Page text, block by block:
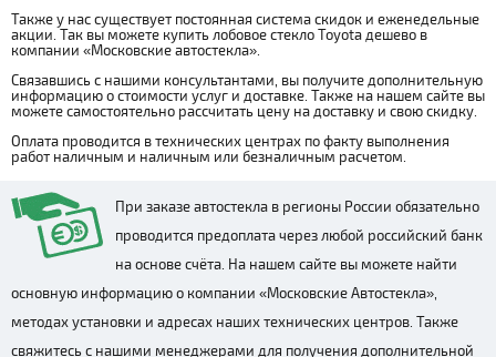
Также у нас существует постоянная система скидок и еженедельные
акции. Так вы можете купить лобовое стекло Toyota дешево в
компании «Московские автостекла».
Связавшись с нашими консультантами, вы получите дополнительную
информацию о стоимости услуг и доставке. Также на нашем сайте вы
можете самостоятельно рассчитать цену на доставку и свою скидку.
Оплата проводится в технических центрах по факту выполнения
работ наличным и наличным или безналичным расчетом.
При заказе автостекла в регионы России обязательно
проводится предоплата через любой российский банк
на основе счёта. На нашем сайте вы можете найти
основную информацию о компании «Московские Автостекла»,
методах установки и адресах наших технических центров. Также
свяжитесь с нашими менеджерами для получения дополнительной